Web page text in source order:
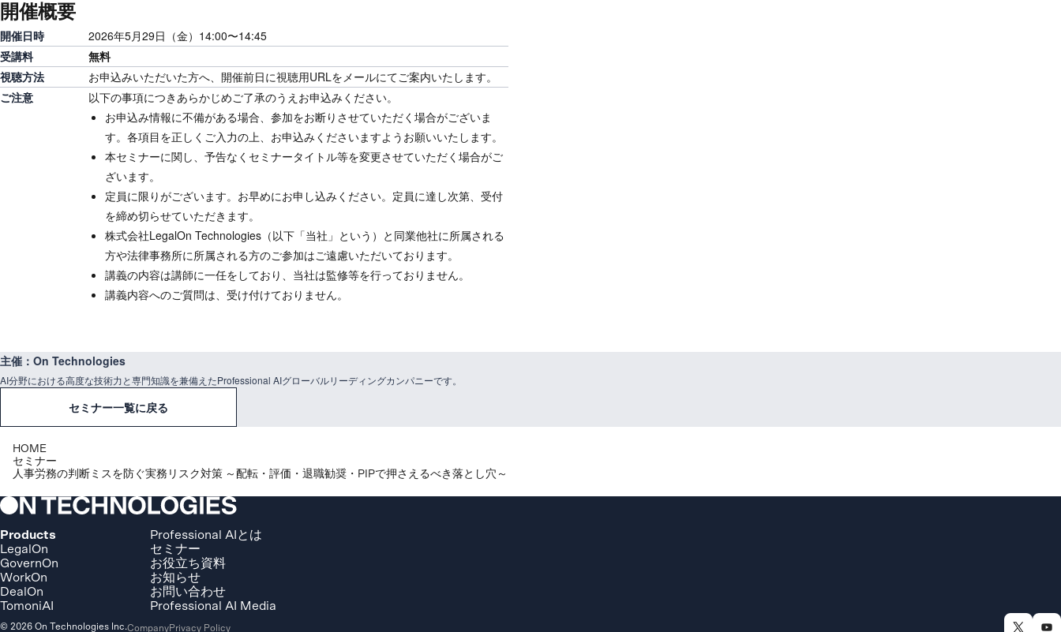
開催概要
開催日時
2026年5月29日（金）14:00〜14:45
受講料
無料
視聴方法
お申込みいただいた方へ、開催前日に視聴用URLをメールにてご案内いたします。
ご注意
以下の事項につきあらかじめご了承のうえお申込みください。
お申込み情報に不備がある場合、参加をお断りさせていただく場合がございま
す。各項目を正しくご入力の上、お申込みくださいますようお願いいたします。
本セミナーに関し、予告なくセミナータイトル等を変更させていただく場合がご
ざいます。
定員に限りがございます。お早めにお申し込みください。定員に達し次第、受付
を締め切らせていただきます。
株式会社LegalOn Technologies（以下「当社」という）と同業他社に所属される
方や法律事務所に所属される方のご参加はご遠慮いただいております。​​
講義の内容は講師に一任をしており、当社は監修等を行っておりません。
講義内容へのご質問は、受け付けておりません。
主催：On Technologies
AI分野における高度な技術力と専門知識を兼備えたProfessional AIグローバルリーディングカンパニーです。
セミナー一覧に戻る
HOME
セミナー
人事労務の判断ミスを防ぐ実務リスク対策 ～配転・評価・退職勧奨・PIPで押さえるべき落とし穴～
Products
LegalOn
GovernOn
WorkOn
DealOn
TomoniAI
Professional AIとは
セミナー
お役立ち資料
お知らせ
お問い合わせ
Professional AI Media
© 2026 On Technologies Inc.CompanyPrivacy Policy